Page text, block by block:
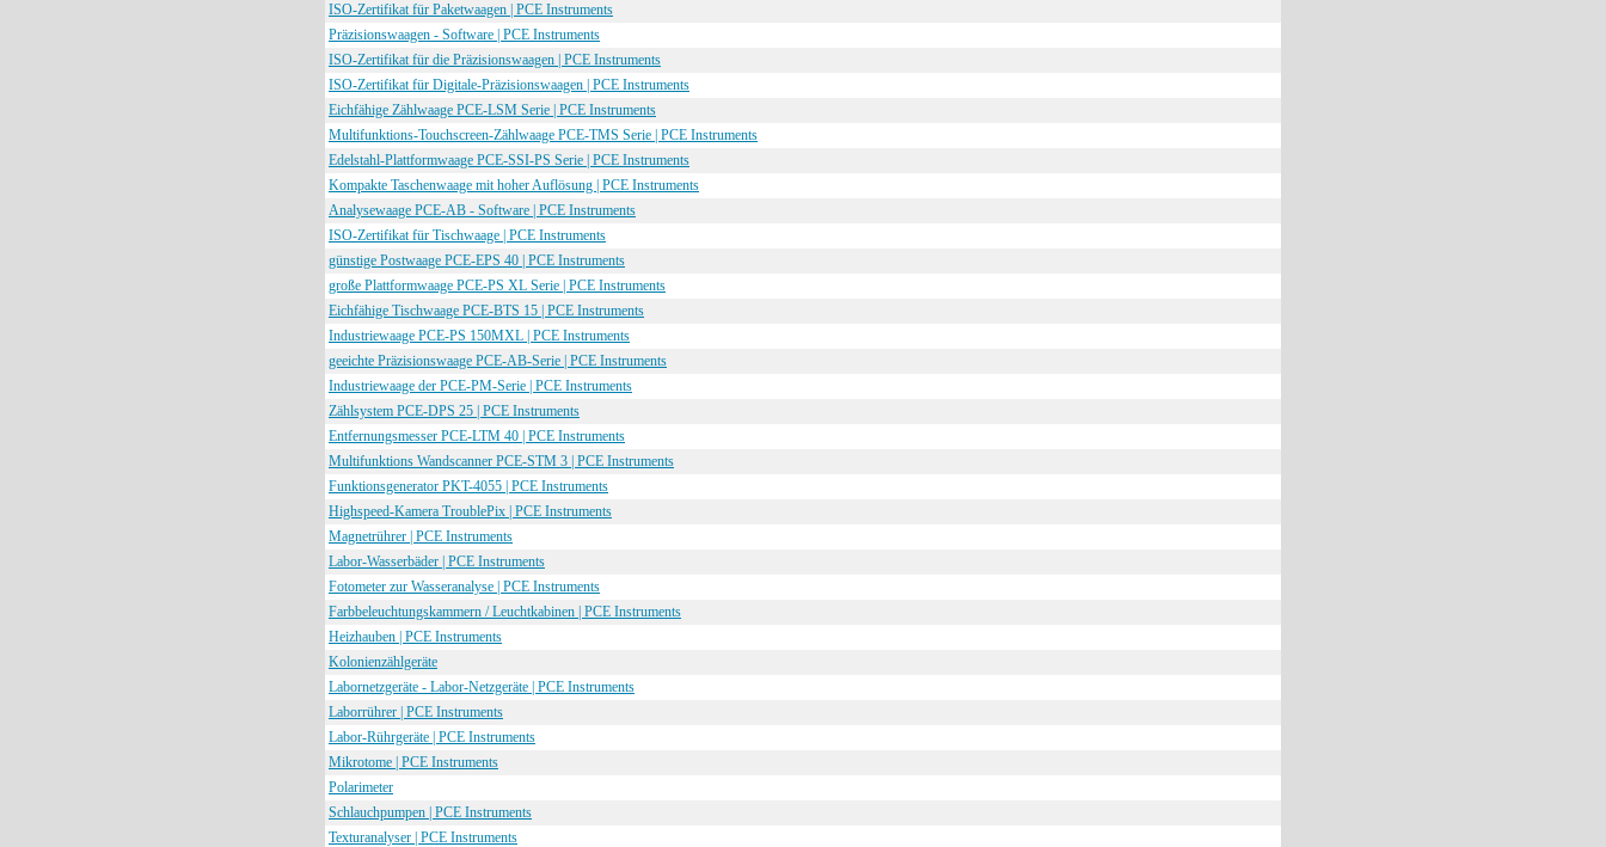
ISO-Zertifikat für Paketwaagen | PCE Instruments
Präzisionswaagen - Software | PCE Instruments
ISO-Zertifikat für die Präzisionswaagen | PCE Instruments
ISO-Zertifikat für Digitale-Präzisionswaagen | PCE Instruments
Eichfähige Zählwaage PCE-LSM Serie | PCE Instruments
Multifunktions-Touchscreen-Zählwaage PCE-TMS Serie | PCE Instruments
Edelstahl-Plattformwaage PCE-SSI-PS Serie | PCE Instruments
Kompakte Taschenwaage mit hoher Auflösung | PCE Instruments
Analysewaage PCE-AB - Software | PCE Instruments
ISO-Zertifikat für Tischwaage | PCE Instruments
günstige Postwaage PCE-EPS 40 | PCE Instruments
große Plattformwaage PCE-PS XL Serie | PCE Instruments
Eichfähige Tischwaage PCE-BTS 15 | PCE Instruments
Industriewaage PCE-PS 150MXL | PCE Instruments
geeichte Präzisionswaage PCE-AB-Serie | PCE Instruments
Industriewaage der PCE-PM-Serie | PCE Instruments
Zählsystem PCE-DPS 25 | PCE Instruments
Entfernungsmesser PCE-LTM 40 | PCE Instruments
Multifunktions Wandscanner PCE-STM 3 | PCE Instruments
Funktionsgenerator PKT-4055 | PCE Instruments
Highspeed-Kamera TroublePix | PCE Instruments
Magnetrührer | PCE Instruments
Labor-Wasserbäder | PCE Instruments
Fotometer zur Wasseranalyse | PCE Instruments
Farbbeleuchtungskammern / Leuchtkabinen | PCE Instruments
Heizhauben | PCE Instruments
Kolonienzählgeräte
Labornetzgeräte - Labor-Netzgeräte | PCE Instruments
Laborrührer | PCE Instruments
Labor-Rührgeräte | PCE Instruments
Mikrotome | PCE Instruments
Polarimeter
Schlauchpumpen | PCE Instruments
Texturanalyser | PCE Instruments